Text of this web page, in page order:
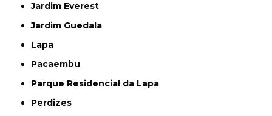
Jardim Everest
Jardim Guedala
Lapa
Pacaembu
Parque Residencial da Lapa
Perdizes